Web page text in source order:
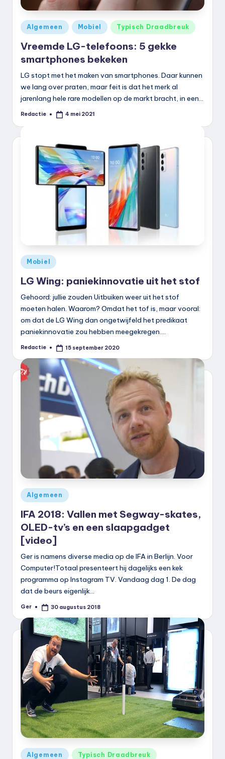
Geplaatst
in
Algemeen Mobiel Typisch Draadbreuk
Vreemde LG-telefoons: 5 gekke
smartphones bekeken
LG stopt met het maken van smartphones. Daar kunnen
we lang over praten, maar feit is dat het merk al
jarenlang hele rare modellen op de markt bracht, in een…
Geplaatst
Redactie 4 mei 2021
Geplaatst
in
Mobiel
LG Wing: paniekinnovatie uit het stof
Gehoord: jullie zouden Uitbuiken weer uit het stof
moeten halen. Waarom? Omdat het tof is, maar vooral:
om dat de LG Wing dan ongetwijfeld het predikaat
paniekinnovatie zou hebben meegekregen.…
Geplaatst
Redactie 15 september 2020
Geplaatst
Algemeen
IFA 2018: Vallen met Segway-skates,
OLED-tv’s en een slaapgadget
[video]
Ger is namens diverse media op de IFA in Berlijn. Voor
Computer!Totaal presenteert hij dagelijks een kek
programma op Instagram TV. Vandaag dag 1. De dag
dat de beurs eigenlijk…
Geplaatst
Ger 30 augustus 2018
Geplaatst
Algemeen Typisch Draadbreuk